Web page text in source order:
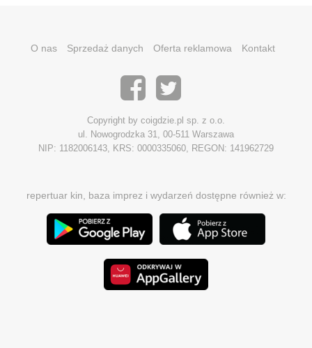
O nas Sprzedaż danych Oferta reklamowa Kontakt
Copyright by coigdzie.pl sp. z o.o.
ul. Nowogrodzka 31, 00-511 Warszawa
NIP: 1182006143, KRS: 0000335060, REGON: 141962729
repertuar kin, baza imprez i wydarzeń dostępne również w: